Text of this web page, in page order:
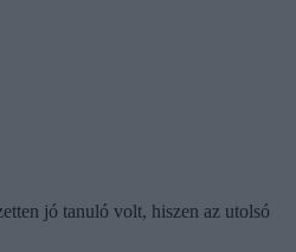
jó tanuló volt, hiszen az utolsó